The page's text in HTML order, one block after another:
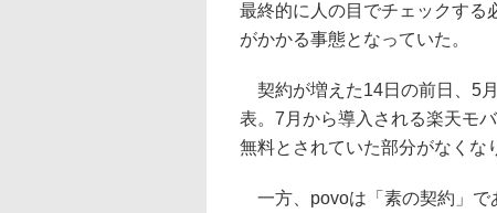
最終的に人の目でチェックする
がかかる事態となっていた。
契約が増えた14日の前日、5
表。7月から導入される楽天モ
無料とされていた部分がなくな
一方、povoは「素の契約」で